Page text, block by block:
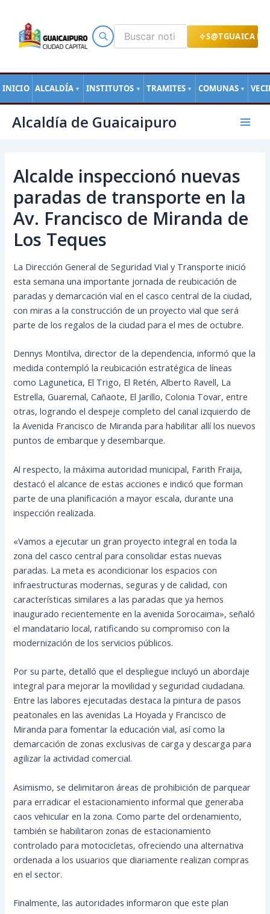
S@TGUAICA
INICIO ALCALDÍA ▼ INSTITUTOS ▼ TRAMITES ▼ COMUNAS ▼
contenido
Alcaldía de Guaicaipuro
Main
Alcalde inspeccionó nuevas
paradas de transporte en la
Av. Francisco de Miranda de
Los Teques
La Dirección General de Seguridad Vial y Transporte inició
esta semana una importante jornada de reubicación de
paradas y demarcación vial en el casco central de la ciudad,
con miras a la construcción de un proyecto vial que será
parte de los regalos de la ciudad para el mes de octubre.
Dennys Montilva, director de la dependencia, informó que la
medida contempló la reubicación estratégica de líneas
como Lagunetica, El Trigo, El Retén, Alberto Ravell, La
Estrella, Guaremal, Cañaote, El Jarillo, Colonia Tovar, entre
otras, logrando el despeje completo del canal izquierdo de
la Avenida Francisco de Miranda para habilitar allí los nuevos
puntos de embarque y desembarque.
Al respecto, la máxima autoridad municipal, Farith Fraija,
destacó el alcance de estas acciones e indicó que forman
parte de una planificación a mayor escala, durante una
inspección realizada.
«Vamos a ejecutar un gran proyecto integral en toda la
zona del casco central para consolidar estas nuevas
paradas. La meta es acondicionar los espacios con
infraestructuras modernas, seguras y de calidad, con
características similares a las paradas que ya hemos
inaugurado recientemente en la avenida Sorocaima», señaló
el mandatario local, ratificando su compromiso con la
modernización de los servicios públicos.
Por su parte, detalló que el despliegue incluyó un abordaje
integral para mejorar la movilidad y seguridad ciudadana.
Entre las labores ejecutadas destaca la pintura de pasos
peatonales en las avenidas La Hoyada y Francisco de
Miranda para fomentar la educación vial, así como la
demarcación de zonas exclusivas de carga y descarga para
agilizar la actividad comercial.
Asimismo, se delimitaron áreas de prohibición de parquear
para erradicar el estacionamiento informal que generaba
caos vehicular en la zona. Como parte del ordenamiento,
también se habilitaron zonas de estacionamiento
controlado para motocicletas, ofreciendo una alternativa
ordenada a los usuarios que diariamente realizan compras
en el sector.
Finalmente, las autoridades informaron que este plan
de